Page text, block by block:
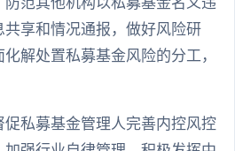
享和情况通报，做好风险研
解处置私募基金风险的分工，
促私募基金管理人完善内控风控